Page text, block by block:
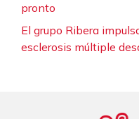
pronto
El grupo Ribera
esclerosis múltiple